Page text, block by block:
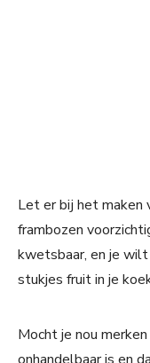
Let er bij het maken
frambozen
kwetsbaar, en je wilt
stukjes fruit in je
Mocht je nou